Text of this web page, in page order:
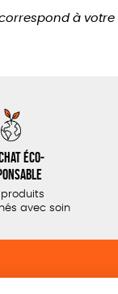
à votre
éco-
avec soin